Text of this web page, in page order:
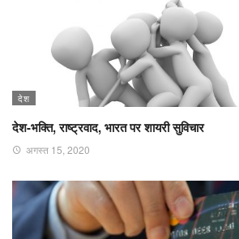
देश
देश-भक्ति, राष्ट्रवाद, भारत पर शायरी सुविचार
अगस्त 15, 2020